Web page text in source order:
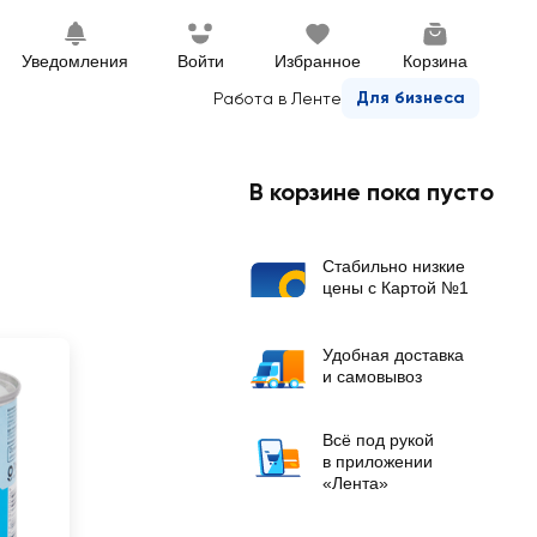
Уведомления Войти Избранное
Корзина
Работа в Ленте
Для бизнеса
В корзине пока пусто
Стабильно низкие
цены с Картой №1
Удобная доставка
и самовывоз
Всё под рукой
в приложении
«Лента»